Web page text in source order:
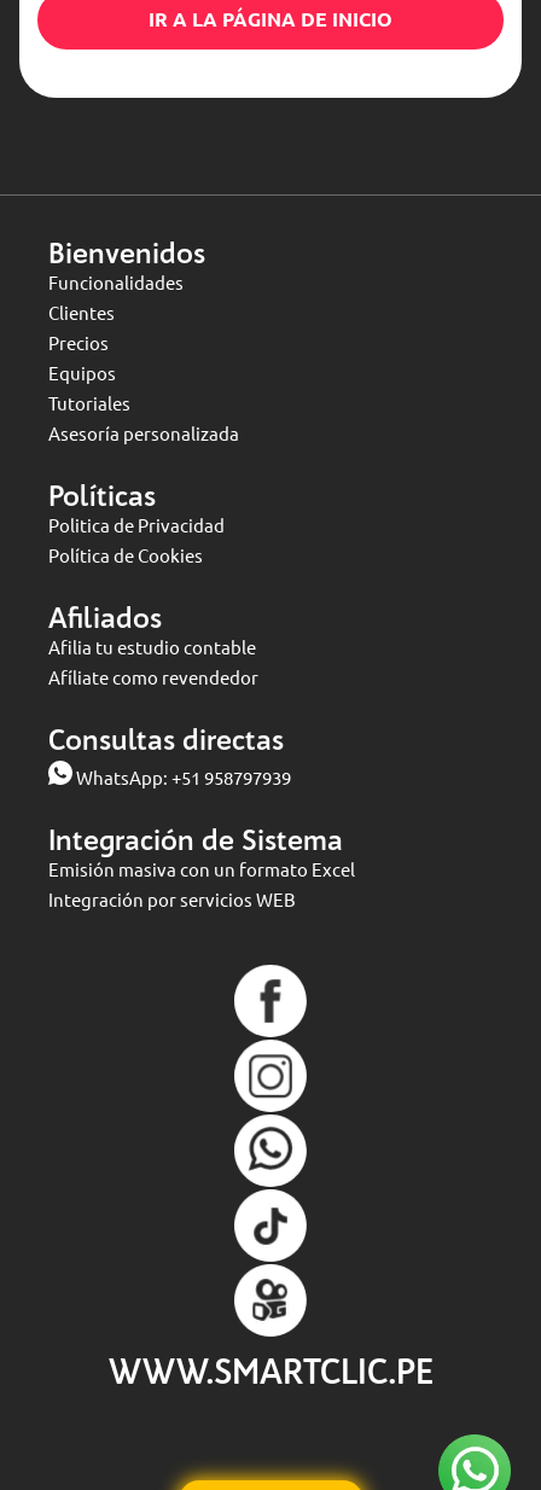
IR A LA PÁGINA DE INICIO
Bienvenidos
Funcionalidades
Clientes
Precios
Equipos
Tutoriales
Asesoría personalizada
Políticas
Politica de Privacidad
Política de Cookies
Afiliados
Afilia tu estudio contable
Afíliate como revendedor
Consultas directas
WhatsApp: +51 958797939
Integración de Sistema
Emisión masiva con un formato Excel
Integración por servicios WEB
WWW.SMARTCLIC.PE